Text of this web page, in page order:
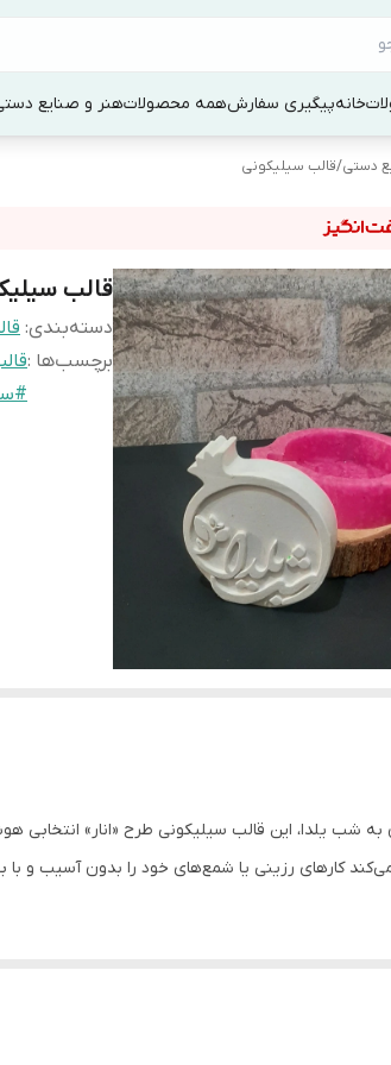
خانهپیگیری سفارشهمه محصولاتهنر و صنایع
دستی/قالب سیلیکونی
قالب
دسته‌بندی:
برچسب‌ها :
به شب یلدا، این قالب سیلیکونی طرح «انار»
کارهای رزینی یا شمع‌های خود را بدون آسیب و با